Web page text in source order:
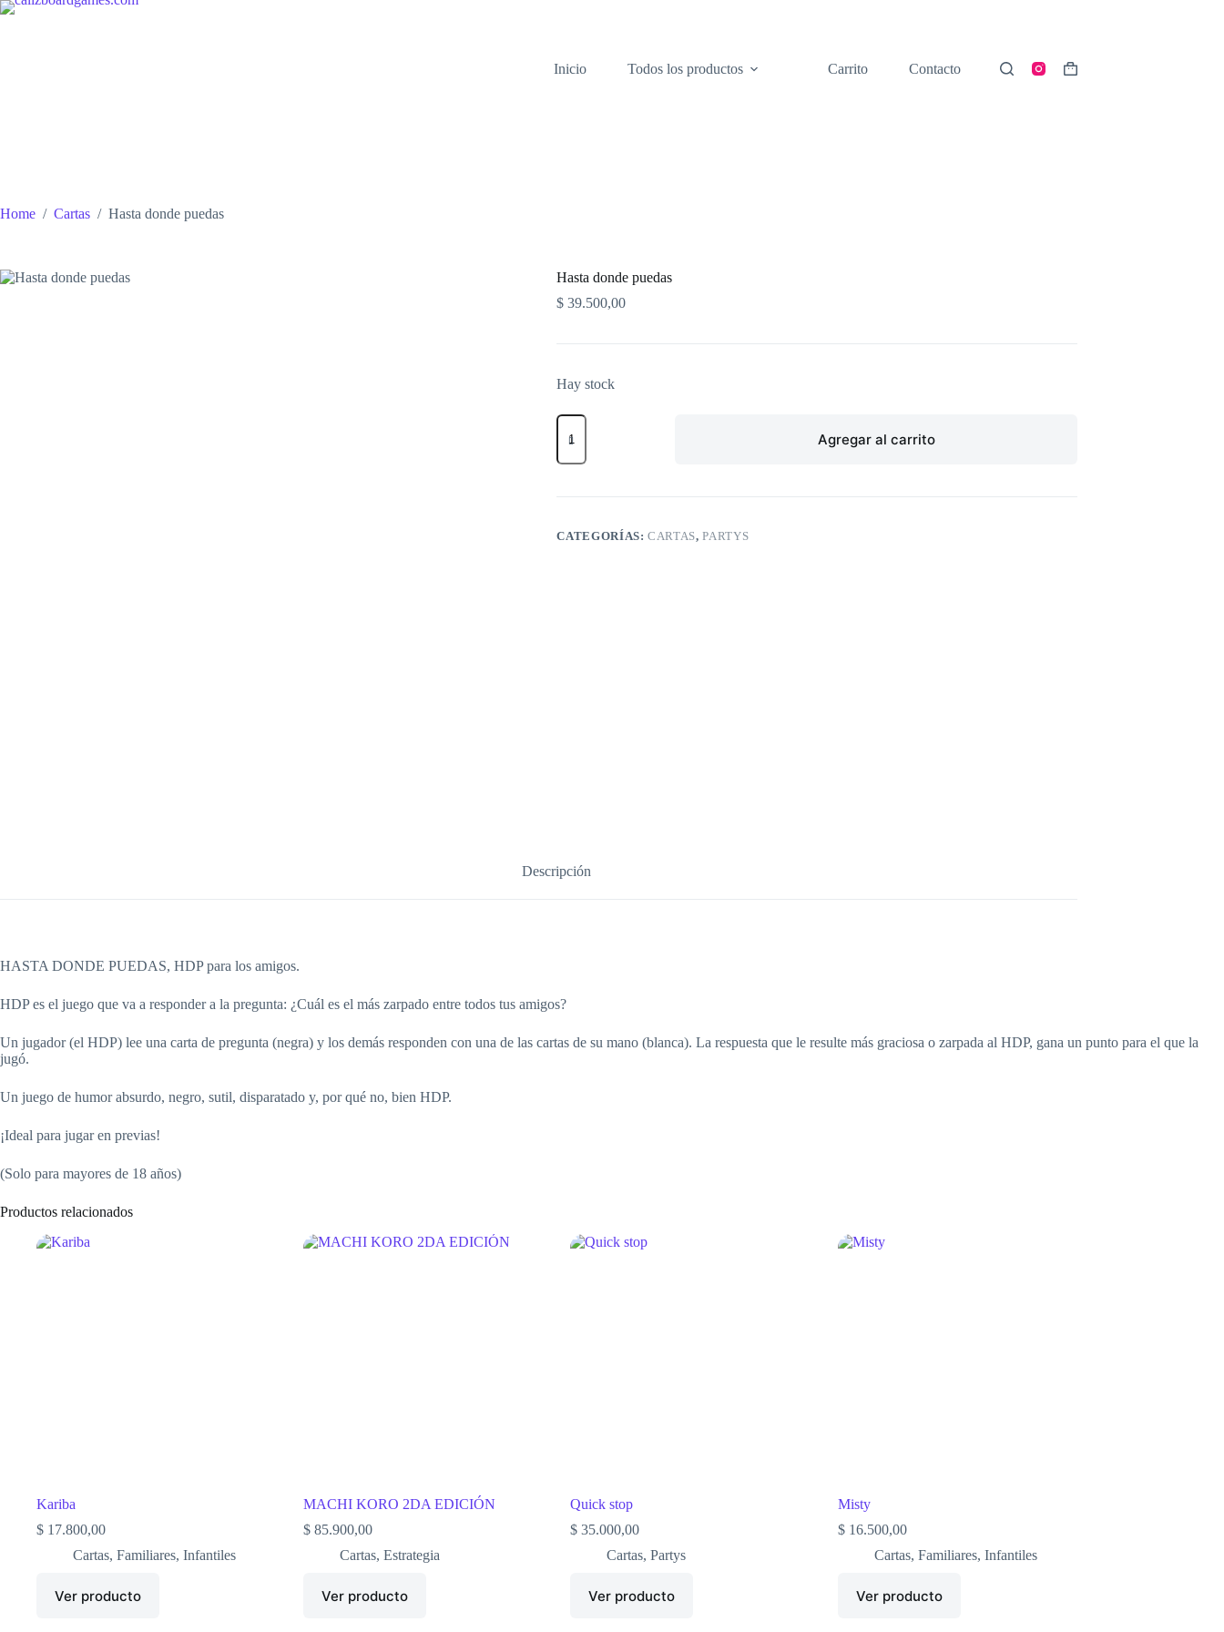
Skip
Inicio
Todos los productos Carrito Contacto
Shopping
Home / Cartas / Hasta donde puedas
Hasta donde puedas
$ 39.500,00
Hay stock
Hasta
donde
cantidad
Agregar al carrito
CATEGORÍAS:CARTAS,PARTYS
Descripción
HASTA DONDE PUEDAS, HDP para los amigos.
HDP es el juego que va a responder a la pregunta: ¿Cuál es el más zarpado entre todos tus amigos?
Un jugador (el HDP) lee una carta de pregunta (negra) y los demás responden con una de las cartas de su mano (blanca). La respuesta que le resulte más graciosa o zarpada al HDP, gana un punto para el que la
jugó.
Un juego de humor absurdo, negro, sutil, disparatado y, por qué no, bien HDP.
¡Ideal para jugar en previas!
(Solo para mayores de 18 años)
Productos relacionados
Kariba
$ 17.800,00
Cartas, Familiares, Infantiles
Ver producto
MACHI KORO 2DA EDICIÓN
$ 85.900,00
Cartas,Estrategia
Ver producto
Quick stop
$ 35.000,00
Cartas,Partys
Ver producto
Misty
$16.500,00
Cartas, Familiares, Infantiles
Ver producto